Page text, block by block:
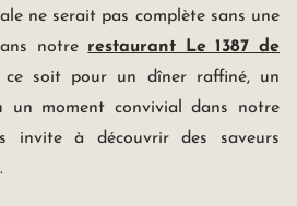
ne serait pas complète sans une
notre restaurant Le 1387 de
soit pour un dîner raffiné, un
un moment convivial dans notre
invite à découvrir des saveurs